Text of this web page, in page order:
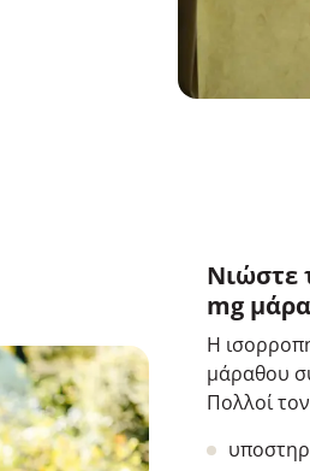
Νιώστε
mg
Η
μάραθου
Πολλοί